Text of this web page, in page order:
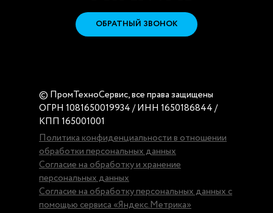
ОБРАТНЫЙ ЗВОНОК
© ПромТехноСервис, все права защищены
ОГРН 1081650019934 / ИНН 1650186844 /
КПП 165001001
Политика конфиденциальности в отношении
обработки персональных данных
Согласие на обработку и хранение
персональных данных
Согласие на обработку персональных данных с
помощью сервиса «Яндекс.Метрика»